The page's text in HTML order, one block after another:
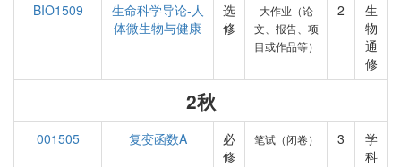
BIO1509
生命科学导论-人
体微生物与健康
选
修
大作业（论
文、报告、项
目或作品等）
2
生
物
通
修
2秋
001505 复变函数A
必
修
笔试（闭卷） 3
学
科